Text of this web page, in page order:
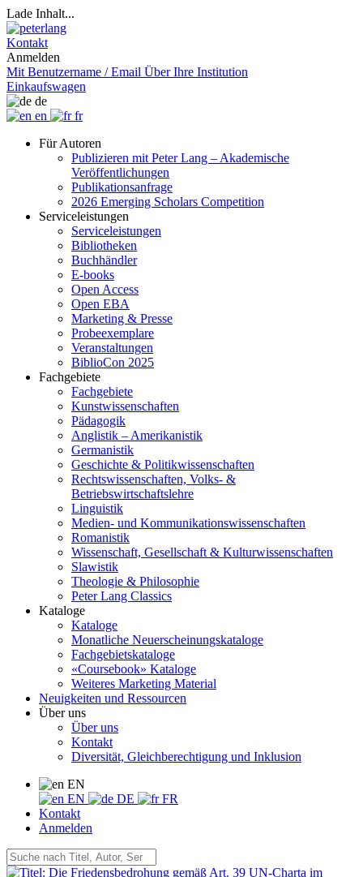
Lade Inhalt...
Kontakt
Anmelden
Mit Benutzername / Email Über Ihre Institution
Einkaufswagen
de
en
fr
Für Autoren
Publizieren mit Peter Lang – Akademische
Veröffentlichungen
Publikationsanfrage
2026 Emerging Scholars Competition
Serviceleistungen
Serviceleistungen
Bibliotheken
Buchhändler
E-books
Open Access
Open EBA
Marketing & Presse
Probeexemplare
Veranstaltungen
BiblioCon 2025
Fachgebiete
Fachgebiete
Kunstwissenschaften
Pädagogik
Anglistik – Amerikanistik
Germanistik
Geschichte & Politikwissenschaften
Rechtswissenschaften, Volks- &
Betriebswirtschaftslehre
Linguistik
Medien- und Kommunikationswissenschaften
Romanistik
Wissenschaft, Gesellschaft & Kulturwissenschaften
Slawistik
Theologie & Philosophie
Peter Lang Classics
Kataloge
Kataloge
Monatliche Neuerscheinungskataloge
Fachgebietskataloge
«Coursebook» Kataloge
Weiteres Marketing Material
Neuigkeiten und Ressourcen
Über uns
Über uns
Kontakt
Diversität, Gleichberechtigung und Inklusion
EN
EN
DE
FR
Kontakt
Anmelden